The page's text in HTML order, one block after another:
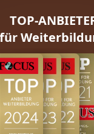
TOP-
für